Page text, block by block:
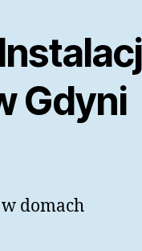
Gdyni
w domach